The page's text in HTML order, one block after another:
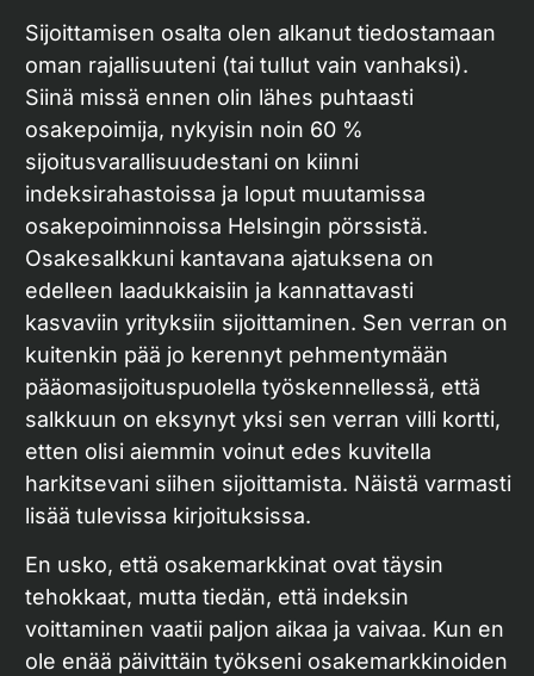
Sijoittamisen osalta olen alkanut tiedostamaan
oman rajallisuuteni (tai tullut vain vanhaksi).
Siinä missä ennen olin lähes puhtaasti
osakepoimija, nykyisin noin 60 %
sijoitusvarallisuudestani on kiinni
indeksirahastoissa ja loput muutamissa
osakepoiminnoissa Helsingin pörssistä.
Osakesalkkuni kantavana ajatuksena on
edelleen laadukkaisiin ja kannattavasti
kasvaviin yrityksiin sijoittaminen. Sen verran on
kuitenkin pää jo kerennyt pehmentymään
pääomasijoituspuolella työskennellessä, että
salkkuun on eksynyt yksi sen verran villi kortti,
etten olisi aiemmin voinut edes kuvitella
harkitsevani siihen sijoittamista. Näistä varmasti
lisää tulevissa kirjoituksissa.
En usko, että osakemarkkinat ovat täysin
tehokkaat, mutta tiedän, että indeksin
voittaminen vaatii paljon aikaa ja vaivaa. Kun en
ole enää päivittäin työkseni osakemarkkinoiden